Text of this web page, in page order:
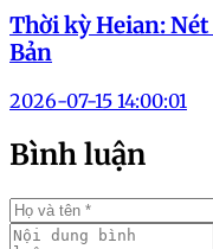
Thời kỳ Heian:
Bản
2026-07-15 14:00:01
Bình luận